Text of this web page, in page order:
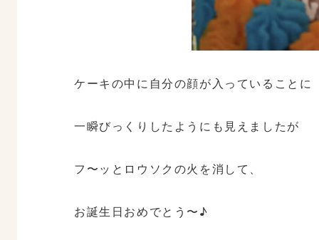
ケーキの中に自分の顔が入っていることに
一瞬びっくりしたようにも見えましたが
フ〜ッとロウソクの火を消して、
お誕生日おめでとう〜♪